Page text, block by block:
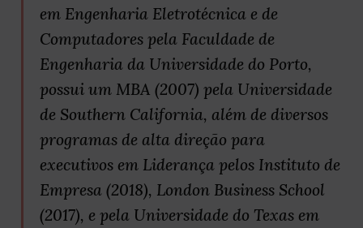
em Engenharia Eletrotécnica e de
Computadores pela Faculdade de
Engenharia da Universidade do Porto,
possui um MBA (2007) pela Universidade
de Southern California, além de diversos
programas de alta direção para
executivos em Liderança pelos Instituto de
Empresa (2018), London Business School
(2017), e pela Universidade do Texas em